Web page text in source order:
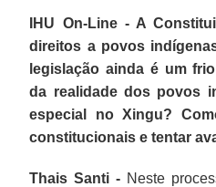
IHU On-Line - A
direitos a povos
legislação ainda é um
da realidade dos povos
especial no Xingu?
constitucionais e tentar
Thais Santi - Neste